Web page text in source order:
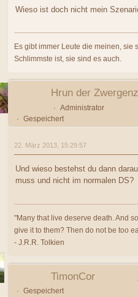
Wieso ist doch nicht mein
Es gibt immer Leute die meinen, sie
Schlimmste ist, sie sind es auch.
Hrun der
Administrator
Gespeichert
22. März 2013, 15:29:57
Und wieso bestehst du dann
muss und nicht im normalen DS?
"Many that live deserve death. And
give it to them? Then do not be too
- J.R.R. Tolkien
TimonCor
Gespeichert